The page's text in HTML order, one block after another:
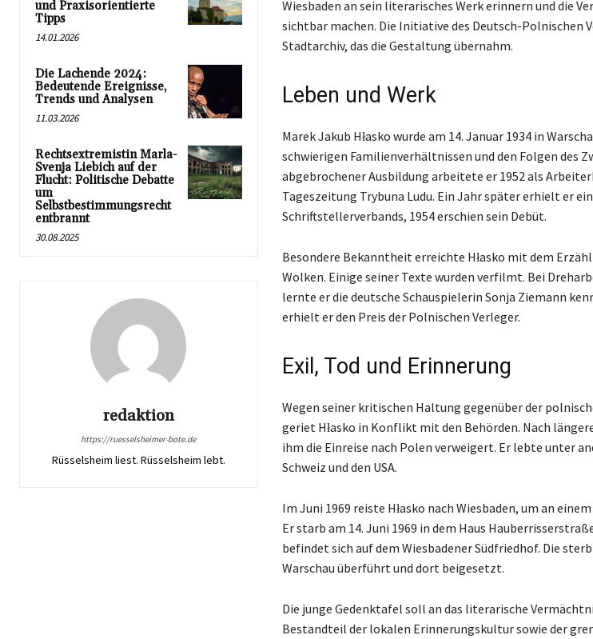
und Praxisorientierte
Tipps
14.01.2026
Die Lachende 2024:
Bedeutende Ereignisse,
Trends und Analysen
11.03.2026
Rechtsextremistin Marla-
Svenja Liebich auf der
Flucht: Politische Debatte
um
Selbstbestimmungsrecht
entbrannt
30.08.2025
redaktion
https://ruesselsheimer-bote.de
Rüsselsheim liest. Rüsselsheim lebt.
Wiesbaden an sein literarisches Werk erinnern und die
sichtbar machen. Die Initiative des Deutsch-Polnischen
Stadtarchiv, das die Gestaltung übernahm.
Leben und Werk
Marek Jakub Hłasko wurde am 14. Januar 1934 in
schwierigen Familienverhältnissen und den Folgen des
abgebrochener Ausbildung arbeitete er 1952 als
Tageszeitung Trybuna Ludu. Ein Jahr später erhielt er
Schriftstellerverbands, 1954 erschien sein Debüt.
Besondere Bekanntheit erreichte Hłasko mit dem
Wolken. Einige seiner Texte wurden verfilmt. Bei
lernte er die deutsche Schauspielerin Sonja Ziemann
erhielt er den Preis der Polnischen Verleger.
Exil, Tod und Erinnerung
Wegen seiner kritischen Haltung gegenüber der
geriet Hłasko in Konflikt mit den Behörden. Nach
ihm die Einreise nach Polen verweigert. Er lebte unter
Schweiz und den USA.
Im Juni 1969 reiste Hłasko nach Wiesbaden, um an
Er starb am 14. Juni 1969 in dem Haus
befindet sich auf dem Wiesbadener Südfriedhof. Die
Warschau überführt und dort beigesetzt.
Die junge Gedenktafel soll an das literarische
Bestandteil der lokalen Erinnerungskultur sowie der